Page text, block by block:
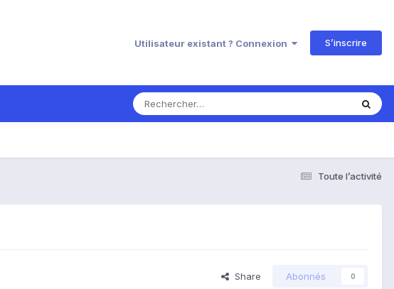
Utilisateur existant ? Connexion S’inscrire
Toute l’activité
Share Abonnés 0